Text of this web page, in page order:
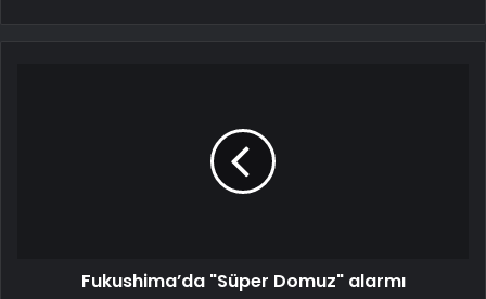
Fukushima’da "Süper Domuz" alarmı